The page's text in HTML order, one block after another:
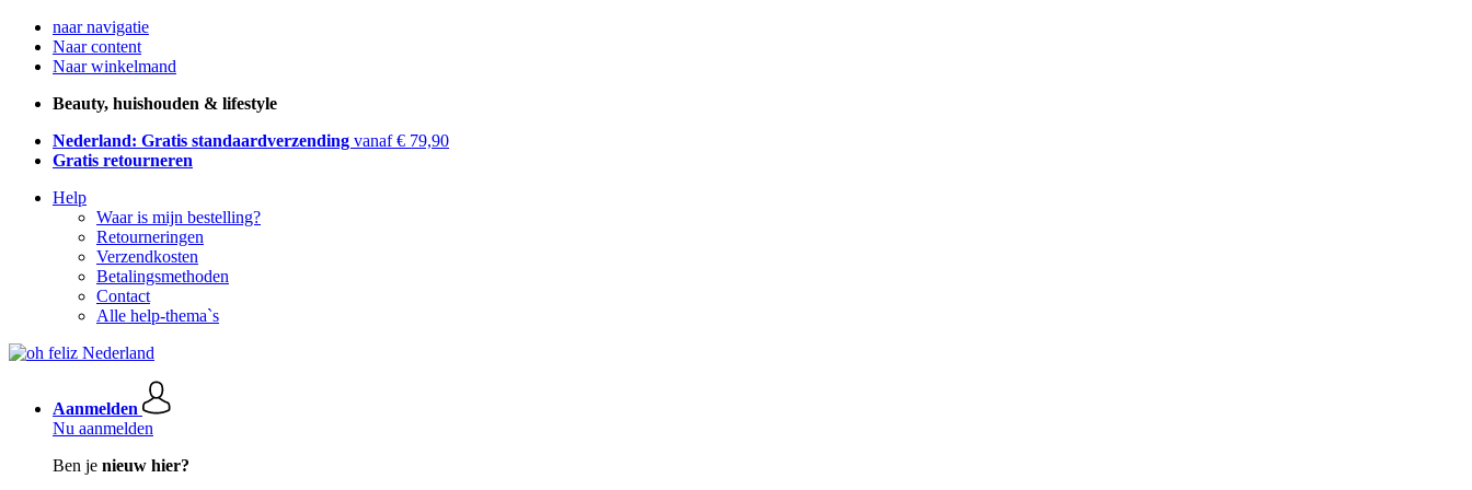
naar navigatie
Naar content
Naar winkelmand
Beauty, huishouden & lifestyle
Nederland: Gratis standaardverzending vanaf € 79,90
Gratis retourneren
Help
Waar is mijn bestelling?
Retourneringen
Verzendkosten
Betalingsmethoden
Contact
Alle help-thema`s
Aanmelden
Nu aanmelden
Ben je nieuw hier?